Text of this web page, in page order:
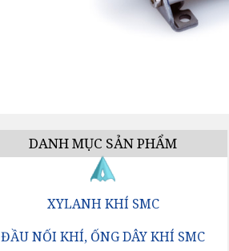
DANH MỤC SẢN PHẨM
XYLANH KHÍ SMC
ĐẦU NỐI KHÍ, ỐNG DÂY KHÍ SMC